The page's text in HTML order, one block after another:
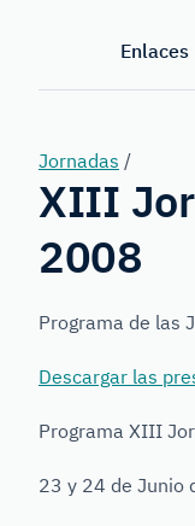
Forensic
Enlaces
Jornadas /
XIII
2008
Programa de las
Descargar las
Programa XIII
23 y 24 de Junio